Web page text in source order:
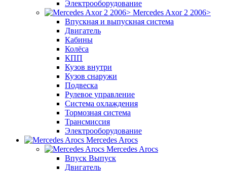
Электрооборудование
Mercedes Axor 2 2006>
Впускная и выпускная система
Двигатель
Кабины
Колёса
КПП
Кузов внутри
Кузов снаружи
Подвеска
Рулевое управление
Система охлаждения
Тормозная система
Трансмиссия
Электрооборудование
Mercedes Arocs
Mercedes Arocs
Впуск Выпуск
Двигатель